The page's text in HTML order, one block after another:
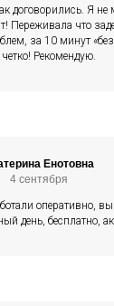
договорились. Я не
Переживала что
за 10 минут
четко! Рекомендую.
Енотовна
4 сентября
оперативно,
день, бесплатно,